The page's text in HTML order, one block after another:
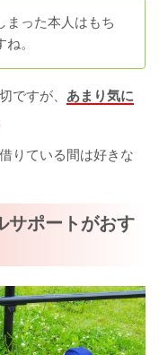
まった本人はもち
ね。
ですが、 あまり気に
りている間は好きな
サポートがおす